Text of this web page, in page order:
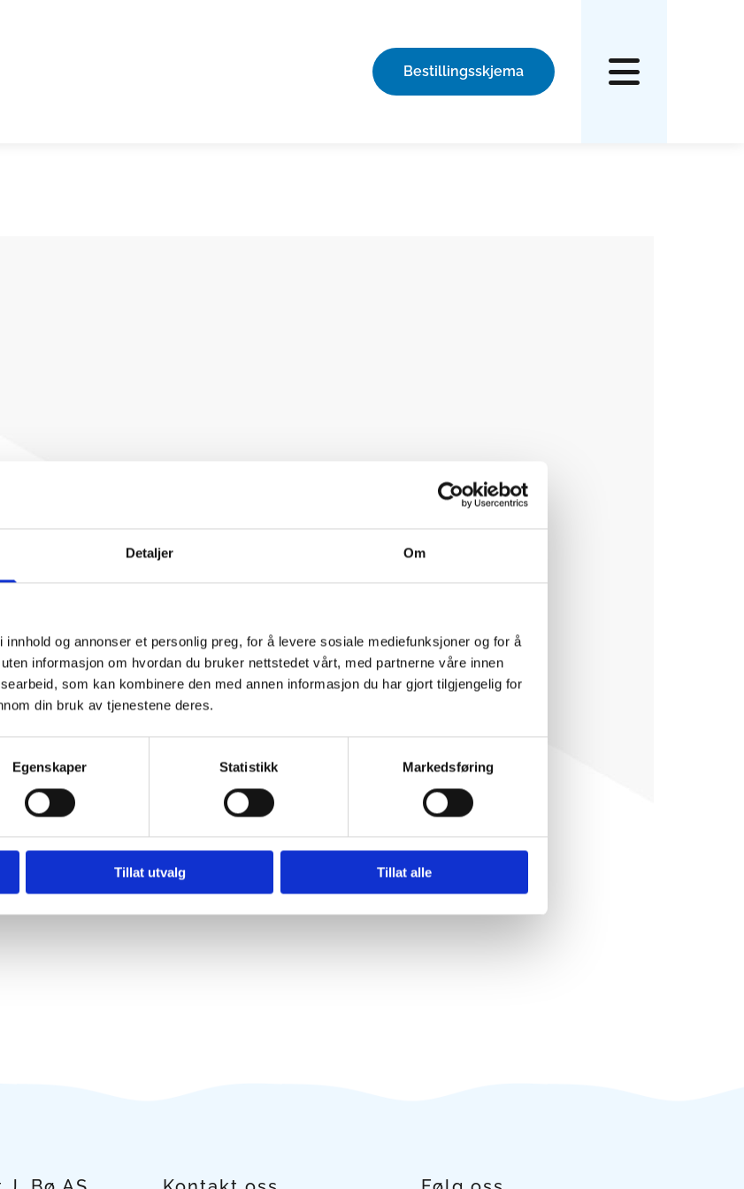
Detaljer Om
og annonser et personlig preg, for å levere sosiale mediefunksjoner og for å
informasjon om hvordan du bruker nettstedet vårt, med partnerne våre innen
som kan kombinere den med annen informasjon du har gjort tilgjengelig for
din bruk av tjenestene deres.
Egenskaper Statistikk Markedsføring
Tillat utvalg Tillat alle
Bestillingsskjema